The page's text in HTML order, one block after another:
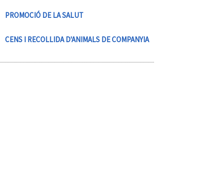
PROMOCIÓ DE LA SALUT
CENS I RECOLLIDA D'ANIMALS DE COMPANYIA